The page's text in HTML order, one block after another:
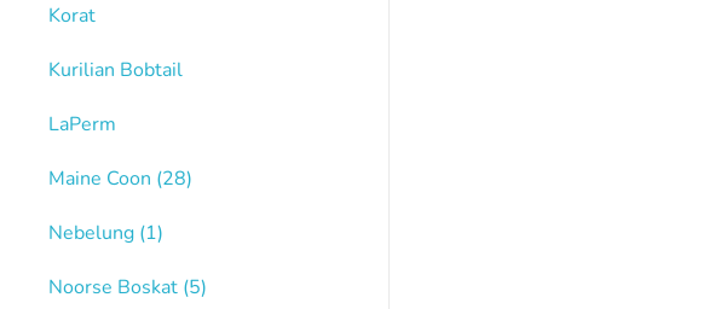
Korat
Kurilian Bobtail
LaPerm
Maine Coon (28)
Nebelung (1)
Noorse Boskat (5)